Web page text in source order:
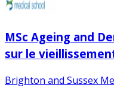
MSc Ageing and
sur le
Brighton and Sussex